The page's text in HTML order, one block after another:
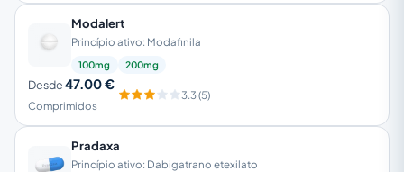
Pradaxa
Princípio ativo: Dabigatrano etexilato
Modalert
Princípio ativo: Modafinila
100mg 200mg
Desde47.00 €
Comprimidos
3.3 (5)